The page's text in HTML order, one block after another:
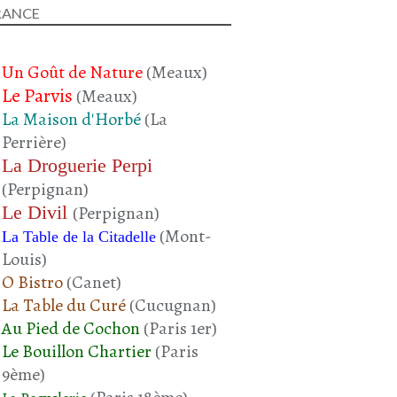
Un Goût de Nature(Meaux)
Le Parvis (Meaux)
La Maison d'Horbé(La
Perrière)
La Droguerie Perpi
(Perpignan)
Le Divil (Perpignan)
La Table de la Citadelle (Mont-
Louis)
O Bistro(Canet)
La Table du Curé(Cucugnan)
Au Pied de Cochon(Paris 1er)
Le Bouillon Chartier (Paris
9ème)